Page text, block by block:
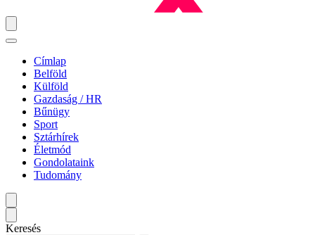
Címlap
Belföld
Külföld
Gazdaság / HR
Bűnügy
Sport
Sztárhírek
Életmód
Gondolataink
Tudomány
Keresés